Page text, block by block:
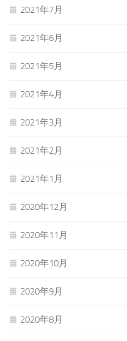
2021年7月
2021年6月
2021年5月
2021年4月
2021年3月
2021年2月
2021年1月
2020年12月
2020年11月
2020年10月
2020年9月
2020年8月